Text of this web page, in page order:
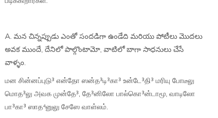
A. మన చిన్నప్పుడు ఎంతో సందడిగా ఉండేది మరియు పోటీలు మొదలు
అవక ముందే, దేనిలో పాల్గొంటామో, వాటిలో బాగా సాధనులు చేసే
వాళ్ళం.
மன சின்னப்புடு³ என்தோ ஸன்த³டி³கா³ உன்டே³தி³ மரியு போடீலு
மொத³லு அவக முன்தே³, தே³னிலோ பால்கொ³ன்டாமூ, வாடிலோ
பா³கா³ ஸாத⁴னுலு சேஸே வாள்லம்.